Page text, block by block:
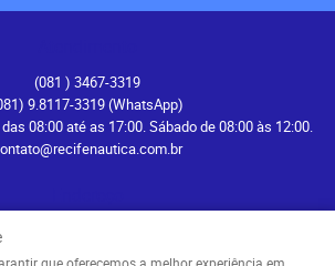
(081 ) 3467-3319
9.8117-3319(WhatsApp)
08:00 até as 17:00. Sábado de 08:00 às 12:00.
Bandeira, 476